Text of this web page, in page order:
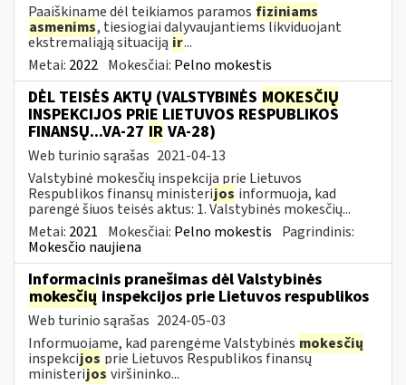
Paaiškiname dėl teikiamos paramos fiziniams
asmenims, tiesiogiai dalyvaujantiems likviduojant
ekstremaliąją situaciją ir...
Metai: 2022 Mokesčiai: Pelno mokestis
DĖL TEISĖS AKTŲ (VALSTYBINĖS MOKESČIŲ
INSPEKCIJOS PRIE LIETUVOS RESPUBLIKOS
FINANSŲ...VA-27 IR VA-28)
Web turinio sąrašas 2021-04-13
Valstybinė mokesčių inspekcija prie Lietuvos
Respublikos finansų ministerijos informuoja, kad
parengė šiuos teisės aktus: 1. Valstybinės mokesčių...
Metai: 2021 Mokesčiai: Pelno mokestis Pagrindinis:
Mokesčio naujiena
Informacinis pranešimas dėl Valstybinės
mokesčių inspekcijos prie Lietuvos respublikos
Web turinio sąrašas 2024-05-03
Informuojame, kad parengėme Valstybinės mokesčių
inspekcijos prie Lietuvos Respublikos finansų
ministerijos viršininko...